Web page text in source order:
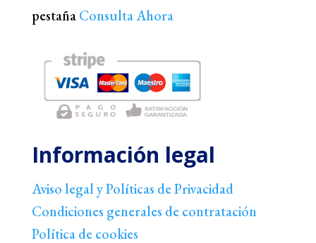
pestañaConsulta Ahora
Información legal
Aviso legal y Políticas de Privacidad
Condiciones generales de contratación
Política de cookies